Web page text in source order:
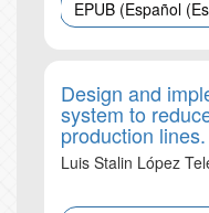
EPUB (Español
Design and
system to
production lines.
Luis Stalin López